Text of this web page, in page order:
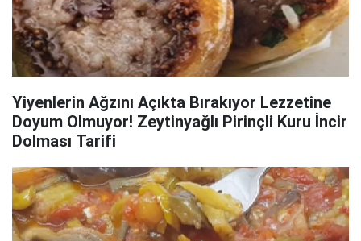
Yiyenlerin Ağzını Açıkta Bırakıyor Lezzetine
Doyum Olmuyor! Zeytinyağlı Pirinçli Kuru İncir
Dolması Tarifi